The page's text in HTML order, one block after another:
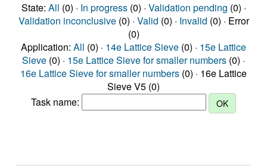
State: All (0) · In progress(0) · Validation pending (0) ·
Validation inconclusive(0) · Valid (0) · Invalid (0) · Error
(0)
Application: All (0) · 14e Lattice Sieve (0) · 15e Lattice
Sieve (0) · 15e Lattice Sieve for smaller numbers (0) ·
16e Lattice Sieve for smaller numbers (0) · 16e Lattice
Sieve V5 (0)
Task name: